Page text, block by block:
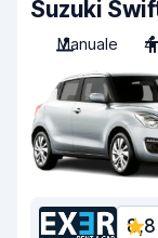
Suzuki
Manuale
4
8,8